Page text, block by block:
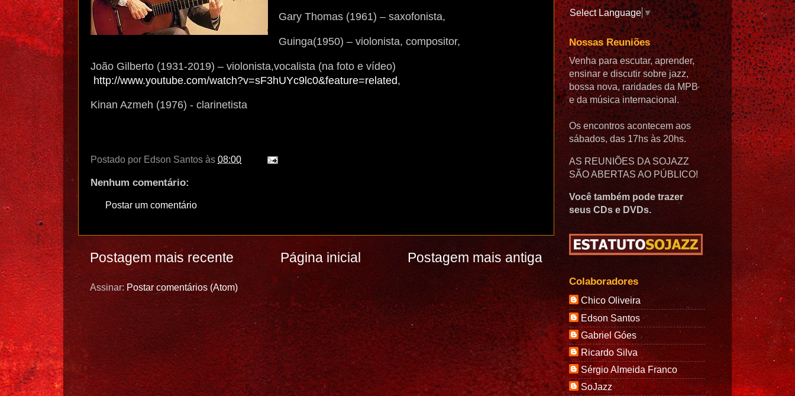
Gary Thomas (1961) – saxofonista,
Guinga(1950) – violonista, compositor,
João Gilberto (1931-2019) – violonista,vocalista (na foto e vídeo)
http://www.youtube.com/watch?v=sF3hUYc9lc0&feature=related,
Kinan Azmeh (1976) - clarinetista
Postado por Edson Santos às 08:00
Nenhum comentário:
Postar um comentário
Postagem mais recente Postagem mais antiga
Página inicial
Assinar: Postar comentários (Atom)
Select Language▼
Nossas Reuniões
Venha para escutar, aprender,
ensinar e discutir sobre jazz,
bossa nova, raridades da MPB
e da música internacional.
Os encontros acontecem aos
sábados, das 17hs às 20hs.
AS REUNIÕES DA SOJAZZ
SÃO ABERTAS AO PÚBLICO!
Você também pode trazer
seus CDs e DVDs.
Colaboradores
Chico Oliveira
Edson Santos
Gabriel Góes
Ricardo Silva
Sérgio Almeida Franco
SoJazz